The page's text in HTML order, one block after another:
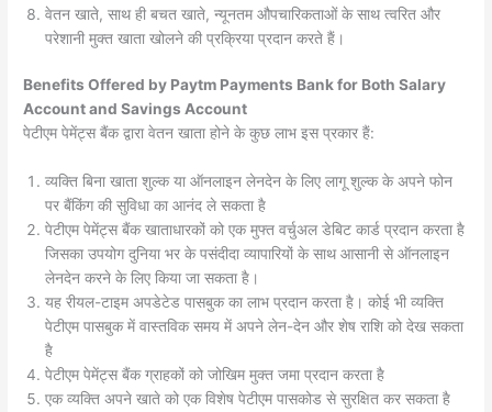
वेतन खाते, साथ ही बचत खाते, न्यूनतम औपचारिकताओं के साथ त्वरित और
परेशानी मुक्त खाता खोलने की प्रक्रिया प्रदान करते हैं।
Benefits Offered by Paytm Payments Bank for Both Salary
Account and Savings Account
पेटीएम पेमेंट्स बैंक द्वारा वेतन खाता होने के कुछ लाभ इस प्रकार हैं:
व्यक्ति बिना खाता शुल्क या ऑनलाइन लेनदेन के लिए लागू शुल्क के अपने फोन
पर बैंकिंग की सुविधा का आनंद ले सकता है
पेटीएम पेमेंट्स बैंक खाताधारकों को एक मुफ्त वर्चुअल डेबिट कार्ड प्रदान करता है
जिसका उपयोग दुनिया भर के पसंदीदा व्यापारियों के साथ आसानी से ऑनलाइन
लेनदेन करने के लिए किया जा सकता है।
यह रीयल-टाइम अपडेटेड पासबुक का लाभ प्रदान करता है। कोई भी व्यक्ति
पेटीएम पासबुक में वास्तविक समय में अपने लेन-देन और शेष राशि को देख सकता
है
पेटीएम पेमेंट्स बैंक ग्राहकों को जोखिम मुक्त जमा प्रदान करता है
एक व्यक्ति अपने खाते को एक विशेष पेटीएम पासकोड से सुरक्षित कर सकता है